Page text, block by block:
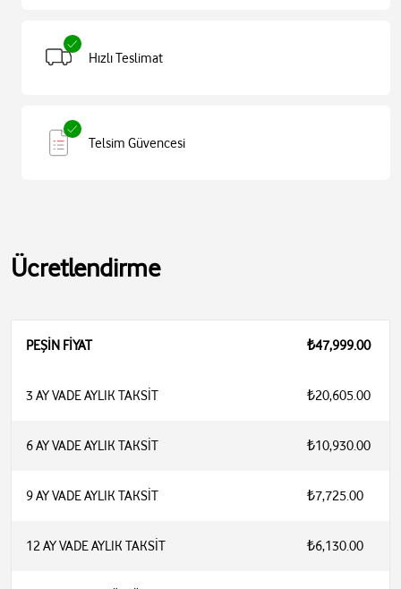
Hızlı Teslimat
Telsim Güvencesi
Ücretlendirme
PEŞİN FİYAT ₺47,999.00
3 AY VADE AYLIK TAKSİT ₺20,605.00
6 AY VADE AYLIK TAKSİT ₺10,930.00
9 AY VADE AYLIK TAKSİT ₺7,725.00
12 AY VADE AYLIK TAKSİT ₺6,130.00